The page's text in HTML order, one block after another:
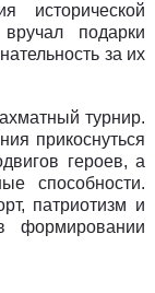
исторической
подарки
за их
турнир.
прикоснуться
героев, а
способности.
патриотизм и
формировании